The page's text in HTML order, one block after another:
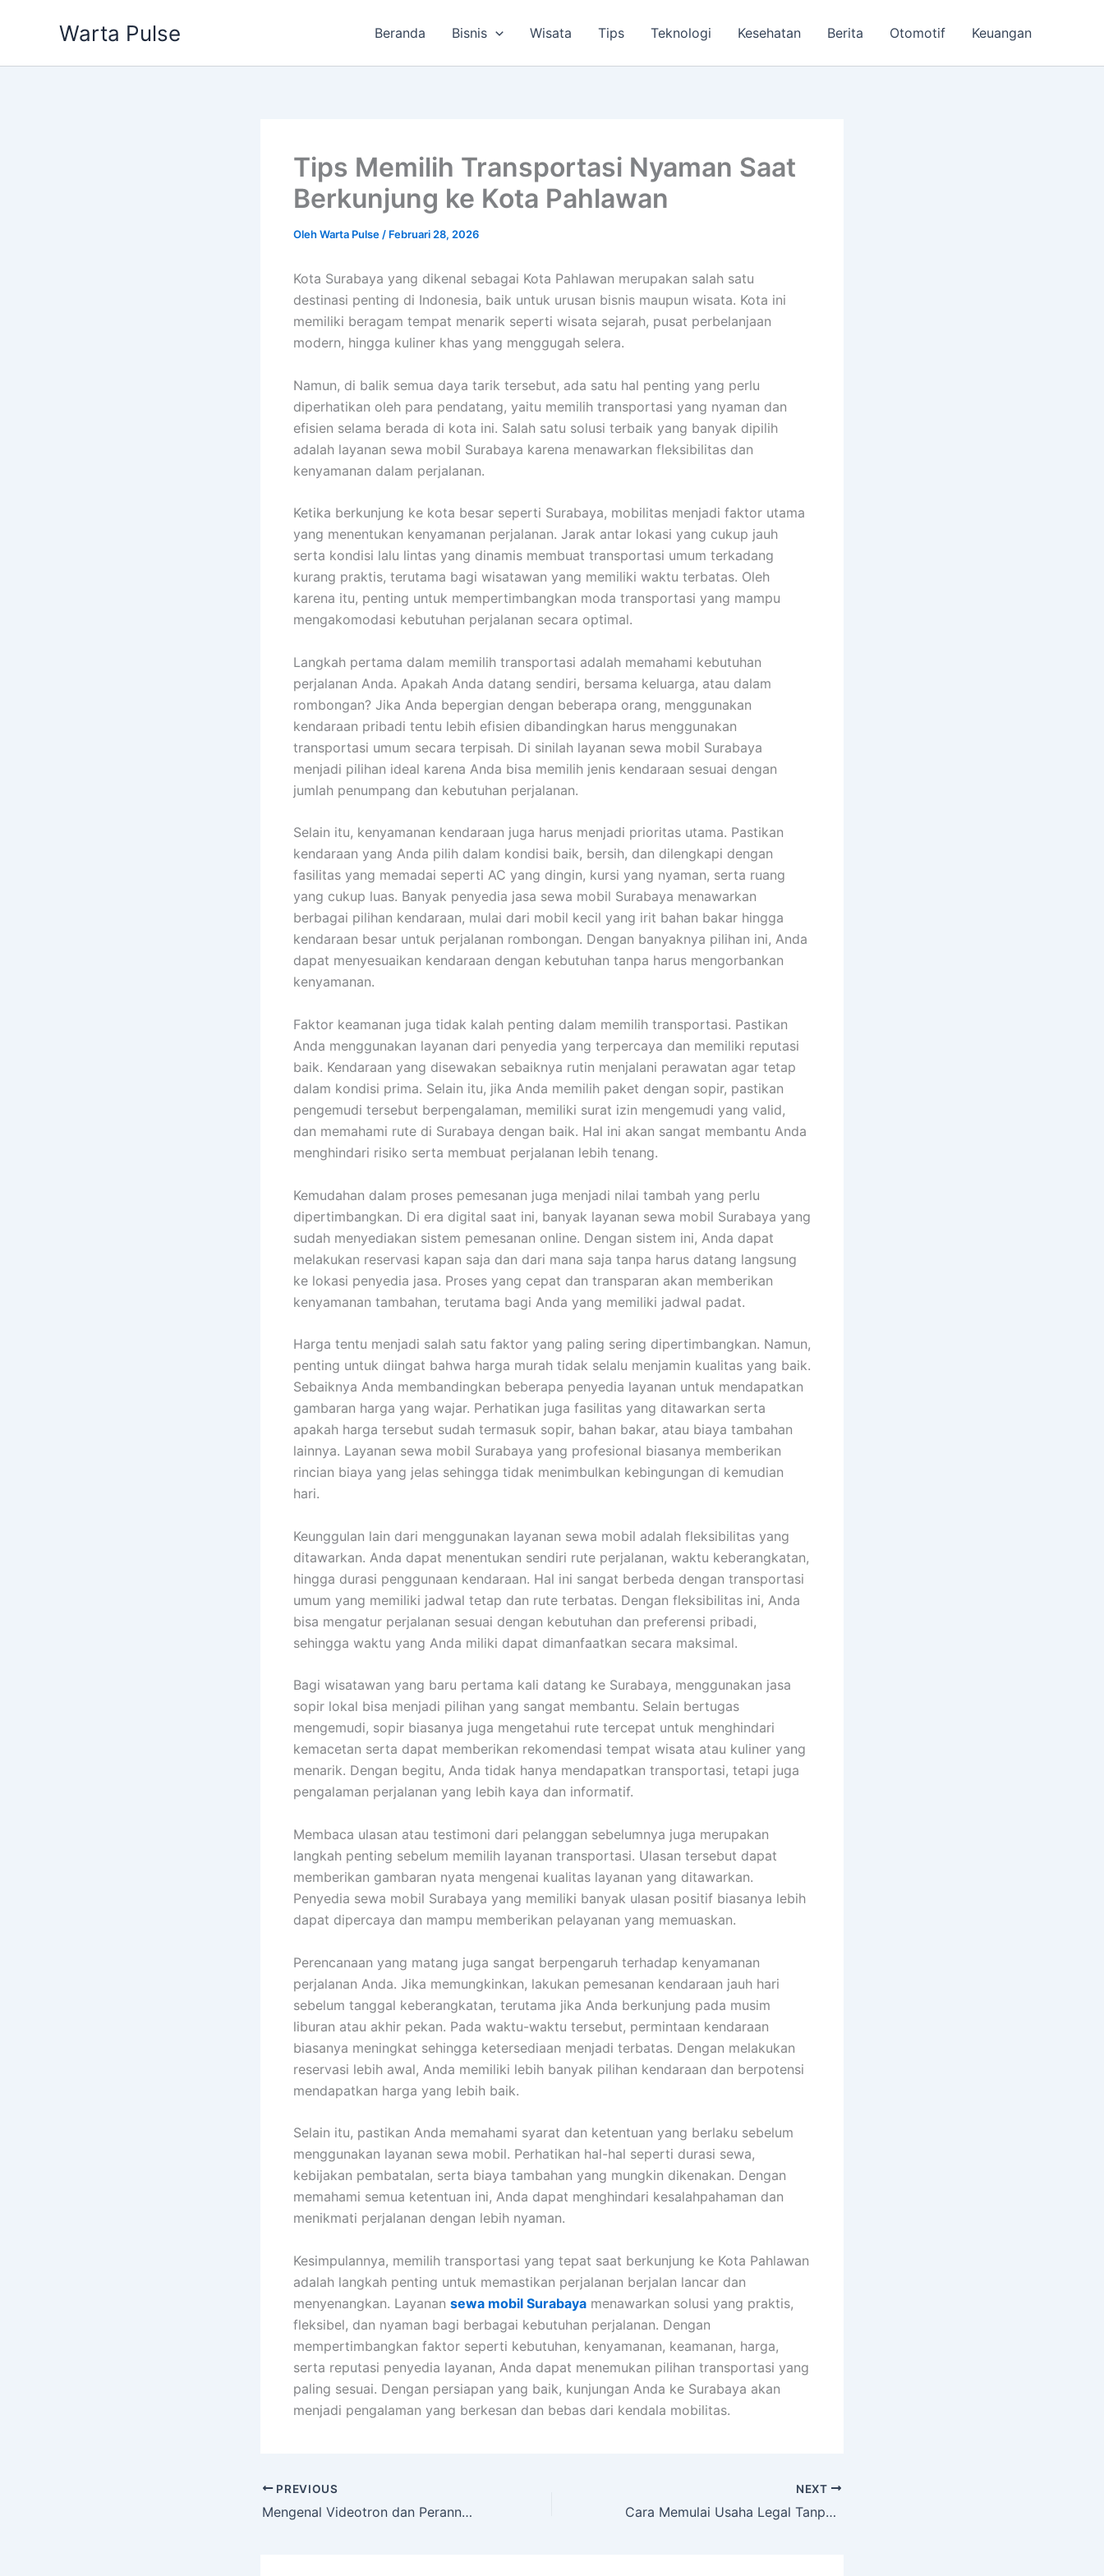
Warta Pulse Beranda Bisnis Wisata Tips Teknologi Kesehatan Berita Otomotif Keuangan
Tips Memilih Transportasi Nyaman Saat
Berkunjung ke Kota Pahlawan
OlehWarta Pulse / Februari 28, 2026
Kota Surabaya yang dikenal sebagai Kota Pahlawan merupakan salah satu
destinasi penting di Indonesia, baik untuk urusan bisnis maupun wisata. Kota ini
memiliki beragam tempat menarik seperti wisata sejarah, pusat perbelanjaan
modern, hingga kuliner khas yang menggugah selera.
Namun, di balik semua daya tarik tersebut, ada satu hal penting yang perlu
diperhatikan oleh para pendatang, yaitu memilih transportasi yang nyaman dan
efisien selama berada di kota ini. Salah satu solusi terbaik yang banyak dipilih
adalah layanan sewa mobil Surabaya karena menawarkan fleksibilitas dan
kenyamanan dalam perjalanan.
Ketika berkunjung ke kota besar seperti Surabaya, mobilitas menjadi faktor utama
yang menentukan kenyamanan perjalanan. Jarak antar lokasi yang cukup jauh
serta kondisi lalu lintas yang dinamis membuat transportasi umum terkadang
kurang praktis, terutama bagi wisatawan yang memiliki waktu terbatas. Oleh
karena itu, penting untuk mempertimbangkan moda transportasi yang mampu
mengakomodasi kebutuhan perjalanan secara optimal.
Langkah pertama dalam memilih transportasi adalah memahami kebutuhan
perjalanan Anda. Apakah Anda datang sendiri, bersama keluarga, atau dalam
rombongan? Jika Anda bepergian dengan beberapa orang, menggunakan
kendaraan pribadi tentu lebih efisien dibandingkan harus menggunakan
transportasi umum secara terpisah. Di sinilah layanan sewa mobil Surabaya
menjadi pilihan ideal karena Anda bisa memilih jenis kendaraan sesuai dengan
jumlah penumpang dan kebutuhan perjalanan.
Selain itu, kenyamanan kendaraan juga harus menjadi prioritas utama. Pastikan
kendaraan yang Anda pilih dalam kondisi baik, bersih, dan dilengkapi dengan
fasilitas yang memadai seperti AC yang dingin, kursi yang nyaman, serta ruang
yang cukup luas. Banyak penyedia jasa sewa mobil Surabaya menawarkan
berbagai pilihan kendaraan, mulai dari mobil kecil yang irit bahan bakar hingga
kendaraan besar untuk perjalanan rombongan. Dengan banyaknya pilihan ini, Anda
dapat menyesuaikan kendaraan dengan kebutuhan tanpa harus mengorbankan
kenyamanan.
Faktor keamanan juga tidak kalah penting dalam memilih transportasi. Pastikan
Anda menggunakan layanan dari penyedia yang terpercaya dan memiliki reputasi
baik. Kendaraan yang disewakan sebaiknya rutin menjalani perawatan agar tetap
dalam kondisi prima. Selain itu, jika Anda memilih paket dengan sopir, pastikan
pengemudi tersebut berpengalaman, memiliki surat izin mengemudi yang valid,
dan memahami rute di Surabaya dengan baik. Hal ini akan sangat membantu Anda
menghindari risiko serta membuat perjalanan lebih tenang.
Kemudahan dalam proses pemesanan juga menjadi nilai tambah yang perlu
dipertimbangkan. Di era digital saat ini, banyak layanan sewa mobil Surabaya yang
sudah menyediakan sistem pemesanan online. Dengan sistem ini, Anda dapat
melakukan reservasi kapan saja dan dari mana saja tanpa harus datang langsung
ke lokasi penyedia jasa. Proses yang cepat dan transparan akan memberikan
kenyamanan tambahan, terutama bagi Anda yang memiliki jadwal padat.
Harga tentu menjadi salah satu faktor yang paling sering dipertimbangkan. Namun,
penting untuk diingat bahwa harga murah tidak selalu menjamin kualitas yang baik.
Sebaiknya Anda membandingkan beberapa penyedia layanan untuk mendapatkan
gambaran harga yang wajar. Perhatikan juga fasilitas yang ditawarkan serta
apakah harga tersebut sudah termasuk sopir, bahan bakar, atau biaya tambahan
lainnya. Layanan sewa mobil Surabaya yang profesional biasanya memberikan
rincian biaya yang jelas sehingga tidak menimbulkan kebingungan di kemudian
hari.
Keunggulan lain dari menggunakan layanan sewa mobil adalah fleksibilitas yang
ditawarkan. Anda dapat menentukan sendiri rute perjalanan, waktu keberangkatan,
hingga durasi penggunaan kendaraan. Hal ini sangat berbeda dengan transportasi
umum yang memiliki jadwal tetap dan rute terbatas. Dengan fleksibilitas ini, Anda
bisa mengatur perjalanan sesuai dengan kebutuhan dan preferensi pribadi,
sehingga waktu yang Anda miliki dapat dimanfaatkan secara maksimal.
Bagi wisatawan yang baru pertama kali datang ke Surabaya, menggunakan jasa
sopir lokal bisa menjadi pilihan yang sangat membantu. Selain bertugas
mengemudi, sopir biasanya juga mengetahui rute tercepat untuk menghindari
kemacetan serta dapat memberikan rekomendasi tempat wisata atau kuliner yang
menarik. Dengan begitu, Anda tidak hanya mendapatkan transportasi, tetapi juga
pengalaman perjalanan yang lebih kaya dan informatif.
Membaca ulasan atau testimoni dari pelanggan sebelumnya juga merupakan
langkah penting sebelum memilih layanan transportasi. Ulasan tersebut dapat
memberikan gambaran nyata mengenai kualitas layanan yang ditawarkan.
Penyedia sewa mobil Surabaya yang memiliki banyak ulasan positif biasanya lebih
dapat dipercaya dan mampu memberikan pelayanan yang memuaskan.
Perencanaan yang matang juga sangat berpengaruh terhadap kenyamanan
perjalanan Anda. Jika memungkinkan, lakukan pemesanan kendaraan jauh hari
sebelum tanggal keberangkatan, terutama jika Anda berkunjung pada musim
liburan atau akhir pekan. Pada waktu-waktu tersebut, permintaan kendaraan
biasanya meningkat sehingga ketersediaan menjadi terbatas. Dengan melakukan
reservasi lebih awal, Anda memiliki lebih banyak pilihan kendaraan dan berpotensi
mendapatkan harga yang lebih baik.
Selain itu, pastikan Anda memahami syarat dan ketentuan yang berlaku sebelum
menggunakan layanan sewa mobil. Perhatikan hal-hal seperti durasi sewa,
kebijakan pembatalan, serta biaya tambahan yang mungkin dikenakan. Dengan
memahami semua ketentuan ini, Anda dapat menghindari kesalahpahaman dan
menikmati perjalanan dengan lebih nyaman.
Kesimpulannya, memilih transportasi yang tepat saat berkunjung ke Kota Pahlawan
adalah langkah penting untuk memastikan perjalanan berjalan lancar dan
menyenangkan. Layanan sewa mobil Surabaya menawarkan solusi yang praktis,
fleksibel, dan nyaman bagi berbagai kebutuhan perjalanan. Dengan
mempertimbangkan faktor seperti kebutuhan, kenyamanan, keamanan, harga,
serta reputasi penyedia layanan, Anda dapat menemukan pilihan transportasi yang
paling sesuai. Dengan persiapan yang baik, kunjungan Anda ke Surabaya akan
menjadi pengalaman yang berkesan dan bebas dari kendala mobilitas.
PREVIOUS
Mengenal Videotron dan Perannya dalam Dunia Iklan Modern
NEXT
Cara Memulai Usaha Legal Tanpa Ribet di Ibu Kota